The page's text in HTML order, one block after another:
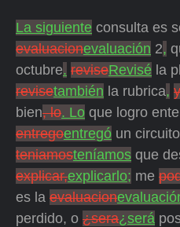
La siguiente consulta es
evaluacionevaluación 2,
octubre. reviseRevisé la
revisetambién la rubrica, y
bien, lo. Lo que logro
entregoentregó un
teniamosteníamos que
explicar,explicarlo; me
es la evaluacion
perdido, o ¿sera¿será